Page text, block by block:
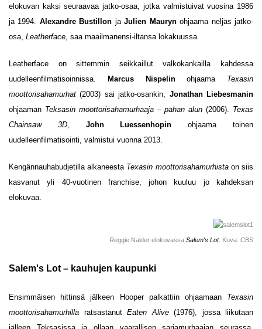
elokuvan kaksi seuraavaa jatko-osaa, jotka valmistuivat vuosina 1986
ja 1994. Alexandre Bustillon jaJulien Maurynohjaama neljäs jatko-
osa, Leatherface saa maailmanensi-iltansa lokakuussa.
Leatherface on sittemmin seikkaillut valkokankailla kahdessa
uudelleenfilmatisoinnissa. Marcus Nispelinohjaama Texasin
moottorisahamurhat(2003) sai jatko-osankin, Jonathan Liebesmanin
ohjaaman Teksasin moottorisahamurhaaja – pahan alun(2006). Texas
Chainsaw 3D, John Luessenhopinohjaama toinen
uudelleenfilmatisointi, valmistui vuonna 2013.
Kengännauhabudjetilla alkaneesta Texasin moottorisahamurhista on siis
kasvanut yli 40-vuotinen franchise, johon kuuluu jo kahdeksan
elokuvaa.
Reggie Nalder elokuvassa Salem's Lot. Kuva: CBS
Salem's Lot – kauhujen kaupunki
Ensimmäisen hittinsä jälkeen Hooper palkattiin ohjaamaan Texasin
moottorisahamurhilla ratsastanut Eaten Alive (1976), jossa liikutaan